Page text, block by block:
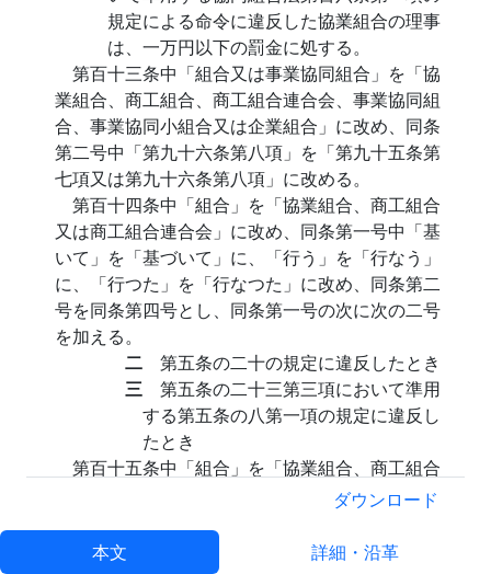
規定による命令に違反した協業組合の理事
は、一万円以下の罰金に処する。
第百十三条中「組合又は事業協同組合」を「協
業組合、商工組合、商工組合連合会、事業協同組
合、事業協同小組合又は企業組合」に改め、同条
第二号中「第九十六条第八項」を「第九十五条第
七項又は第九十六条第八項」に改める。
第百十四条中「組合」を「協業組合、商工組合
又は商工組合連合会」に改め、同条第一号中「基
いて」を「基づいて」に、「行う」を「行なう」
に、「行つた」を「行なつた」に改め、同条第二
号を同条第四号とし、同条第一号の次に次の二号
を加える。
二 第五条の二十の規定に違反したとき
三 第五条の二十三第三項において準用
する第五条の八第一項の規定に違反し
たとき
第百十五条中「組合」を「協業組合、商工組合
又は商工組合連合会」に、「第八条第四項」を
ダウンロード
本文 詳細・沿革